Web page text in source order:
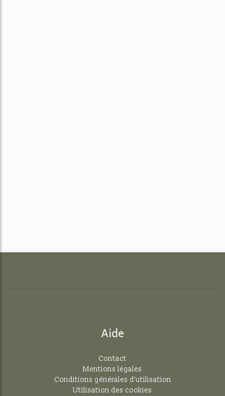
Aide
Contact
Mentions légales
Conditions générales d'utilisation
Utilisation des cookies